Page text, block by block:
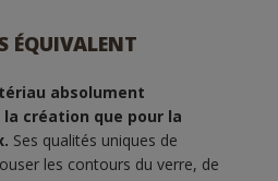
ÉQUIVALENT
absolument
création que pour la
Ses qualités uniques de
les contours du verre, de